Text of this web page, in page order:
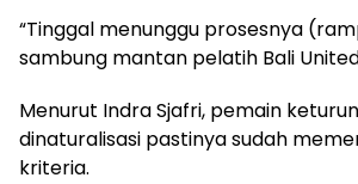
“Tinggal menunggu prosesnya
sambung mantan pelatih Bali
Menurut Indra Sjafri, pemain
dinaturalisasi pastinya sudah
kriteria.